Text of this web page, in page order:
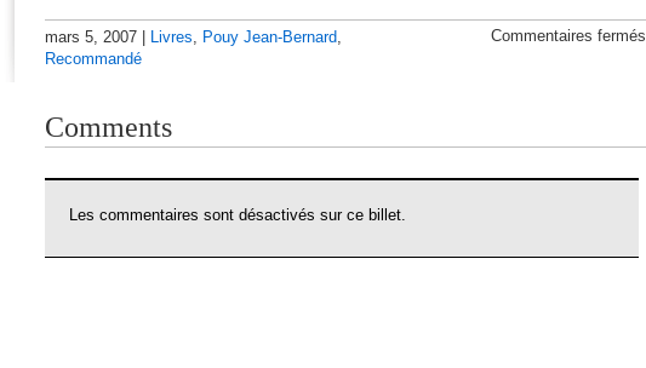
mars 5, 2007 | Livres, Pouy Jean-Bernard,
Recommandé
Commentaires fermés
Comments
Les commentaires sont désactivés sur ce billet.